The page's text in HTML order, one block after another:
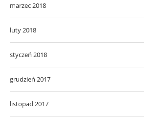
marzec 2018
luty 2018
styczeń 2018
grudzień 2017
listopad 2017